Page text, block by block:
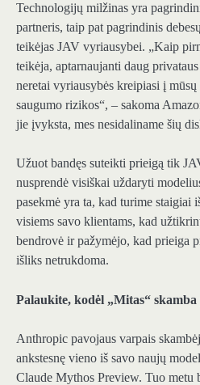
Technologijų milžinas yra
partneris, taip pat pagrindinis
teikėjas JAV vyriausybei. „Kaip
teikėja, aptarnaujanti daug
neretai vyriausybės kreipiasi į
saugumo rizikos“, – sakoma
jie įvyksta, mes nesidaliname šių
Užuot bandęs suteikti prieigą tik
nusprendė visiškai uždaryti
pasekmė yra ta, kad turime staigiai
visiems savo klientams, kad
bendrovė ir pažymėjo, kad prieiga
išliks netrukdoma.
Palaukite, kodėl „Mitas“ skamba
Anthropic pavojaus varpais
ankstesnę vieno iš savo naujų
Claude Mythos Preview. Tuo metu